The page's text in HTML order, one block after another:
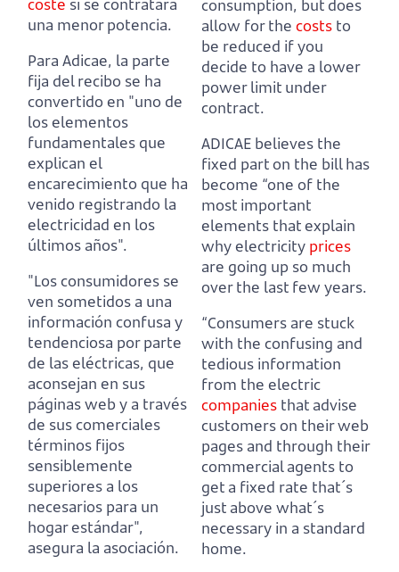
coste si se contratara
una menor potencia.
Para Adicae, la parte
fija del recibo se ha
convertido en "uno de
los elementos
fundamentales que
explican el
encarecimiento que ha
venido registrando la
electricidad en los
últimos años".
"Los consumidores se
ven sometidos a una
información confusa y
tendenciosa por parte
de las eléctricas, que
aconsejan en sus
páginas web y a través
de sus comerciales
términos fijos
sensiblemente
superiores a los
necesarios para un
hogar estándar",
asegura la asociación.
consumption, but does
allow for the costs to
be reduced if you
decide to have a lower
power limit under
contract.
ADICAE believes the
fixed part on the bill has
become “one of the
most important
elements that explain
why electricity prices
are going up so much
over the last few years.
“Consumers are stuck
with the confusing and
tedious information
from the electric
companies that advise
customers on their web
pages and through their
commercial agents to
get a fixed rate that´s
just above what´s
necessary in a standard
home.